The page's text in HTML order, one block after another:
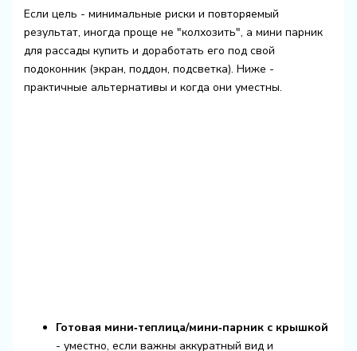
Если цель - минимальные риски и повторяемый
результат, иногда проще не "колхозить", а мини парник
для рассады купить и доработать его под свой
подоконник (экран, поддон, подсветка). Ниже -
практичные альтернативы и когда они уместны.
Готовая мини‑теплица/мини‑парник с крышкой
- уместно, если важны аккуратный вид и